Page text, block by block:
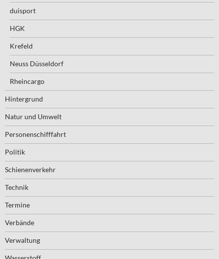
duisport
HGK
Krefeld
Neuss Düsseldorf
Rheincargo
Hintergrund
Natur und Umwelt
Personenschifffahrt
Politik
Schienenverkehr
Technik
Termine
Verbände
Verwaltung